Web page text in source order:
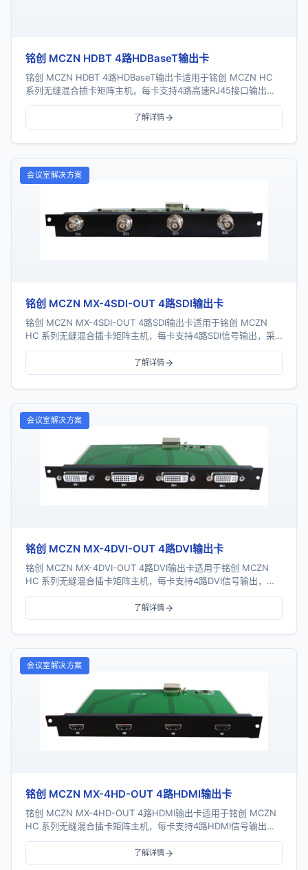
铭创 MCZN HDBT 4路HDBaseT输出卡
铭创 MCZN HDBT 4路HDBaseT输出卡适用于铭创 MCZN HC
系列无缝混合插卡矩阵主机，每卡支持4路高速RJ45接口输出，
支持HDBaseT协议...
了解详情
会议室解决方案
铭创 MCZN MX-4SDI-OUT 4路SDI输出卡
铭创 MCZN MX-4SDI-OUT 4路SDI输出卡适用于铭创 MCZN
HC 系列无缝混合插卡矩阵主机，每卡支持4路SDI信号输出，采
用一卡四路插卡式结构...
了解详情
会议室解决方案
铭创 MCZN MX-4DVI-OUT 4路DVI输出卡
铭创 MCZN MX-4DVI-OUT 4路DVI输出卡适用于铭创 MCZN
HC 系列无缝混合插卡矩阵主机，每卡支持4路DVI信号输出，采
用一卡四路插卡式结构...
了解详情
会议室解决方案
铭创 MCZN MX-4HD-OUT 4路HDMI输出卡
铭创 MCZN MX-4HD-OUT 4路HDMI输出卡适用于铭创 MCZN
HC 系列无缝混合插卡矩阵主机，每卡支持4路HDMI信号输出，
采用一卡四路插卡式结...
了解详情